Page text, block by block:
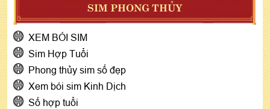
SIM PHONG THỦY
XEM BÓI SIM
Sim Hợp Tuổi
Phong thủy sim số đẹp
Xem bói sim Kinh Dịch
Số hợp tuổi